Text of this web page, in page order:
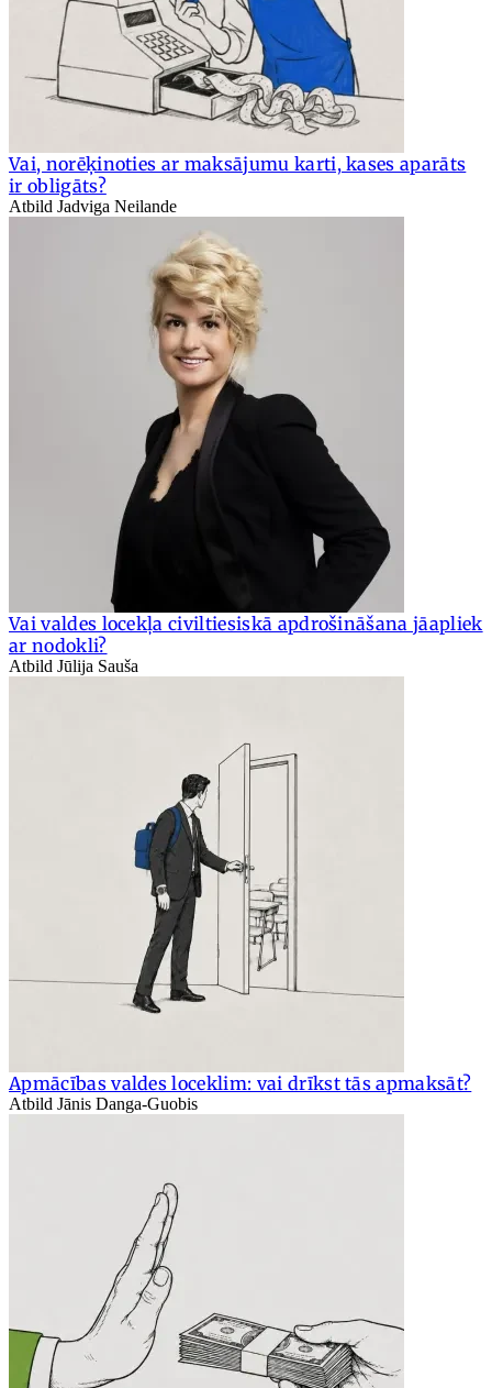
Vai, norēķinoties ar maksājumu karti, kases aparāts
ir obligāts?
Atbild Jadviga Neilande
Vai valdes locekļa civiltiesiskā apdrošināšana jāapliek
ar nodokli?
Atbild Jūlija Sauša
Apmācības valdes loceklim: vai drīkst tās apmaksāt?
Atbild Jānis Danga-Guobis